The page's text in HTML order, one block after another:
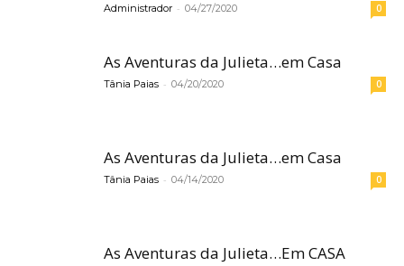
Administrador - 04/27/2020 0
As Aventuras da Julieta…em Casa
Tânia Paias - 04/20/2020 0
As Aventuras da Julieta…em Casa
Tânia Paias - 04/14/2020 0
As Aventuras da Julieta…Em CASA